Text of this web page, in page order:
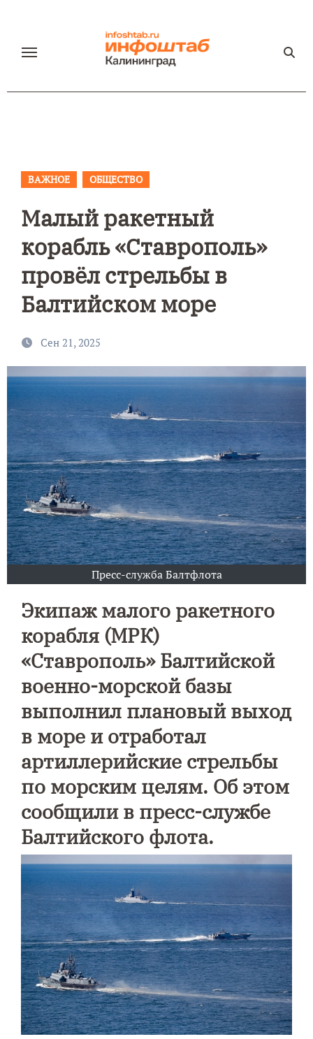
содержанию
ВАЖНОЕ ОБЩЕСТВО
Малый ракетный
корабль «Ставрополь»
провёл стрельбы в
Балтийском море
Сен 21, 2025
Пресс-служба Балтфлота
Экипаж малого ракетного
корабля (МРК)
«Ставрополь»Балтийской
военно-морской базы
выполнил плановый выход
в море и отработал
артиллерийские стрельбы
по морским целям. Об этом
сообщили в пресс-службе
Балтийского флота.